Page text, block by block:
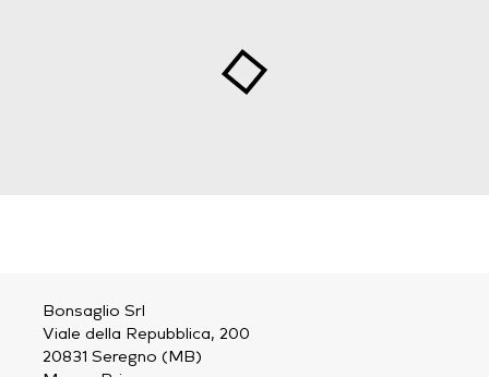
Bonsaglio Srl
Viale della Repubblica, 200
20831 Seregno (MB)